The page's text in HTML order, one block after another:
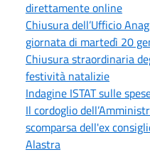
direttamente online
Chiusura dell’Ufficio
giornata di martedì 20
Chiusura straordinaria
festività natalizie
Indagine ISTAT sulle
Il cordoglio
scomparsa dell'ex
Alastra